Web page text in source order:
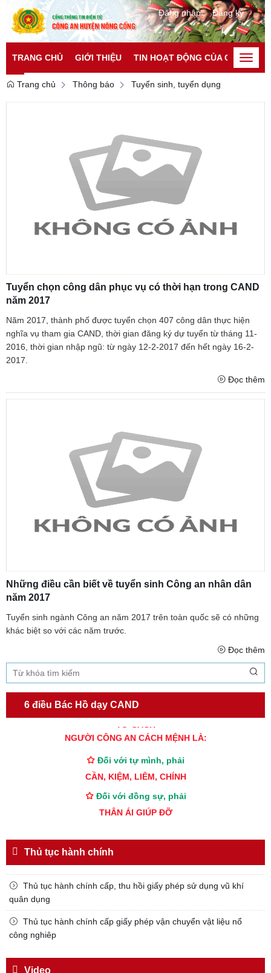
Đăng nhập Đăng ký
TRANG CHỦ GIỚI THIỆU TIN HOẠT ĐỘNG CỦA CATPToggle
Trang chủ
Thông báo Tuyển sinh, tuyển dụng
Tuyển chọn công dân phục vụ có thời hạn trong CAND
năm 2017
Năm 2017, thành phố được tuyển chọn 407 công dân thực hiện
nghĩa vụ tham gia CAND, thời gian đăng ký dự tuyển từ tháng 11-
2016, thời gian nhập ngũ: từ ngày 12-2-2017 đến hết ngày 16-2-
2017.
Đọc thêm
Những điều cần biết về tuyển sinh Công an nhân dân
năm 2017
Tuyển sinh ngành Công an năm 2017 trên toàn quốc sẽ có những
khác biệt so với các năm trước.
Đọc thêm
6 điều Bác Hồ dạy CAND
TƯ CÁCH
NGƯỜI CÔNG AN CÁCH MỆNH LÀ:
Đối với tự mình, phải
CẦN, KIỆM, LIÊM, CHÍNH
Đối với đồng sự, phải
THÂN ÁI GIÚP ĐỠ
Đối với nhân dân, phải
KÍNH TRỌNG LỄ PHÉP
TẬN TỤY
Thủ tục hành chính
Thủ tục hành chính cấp, thu hồi giấy phép sử dụng vũ khí
quân dụng
Thủ tục hành chính cấp giấy phép vận chuyển vật liệu nổ
công nghiêp
Video